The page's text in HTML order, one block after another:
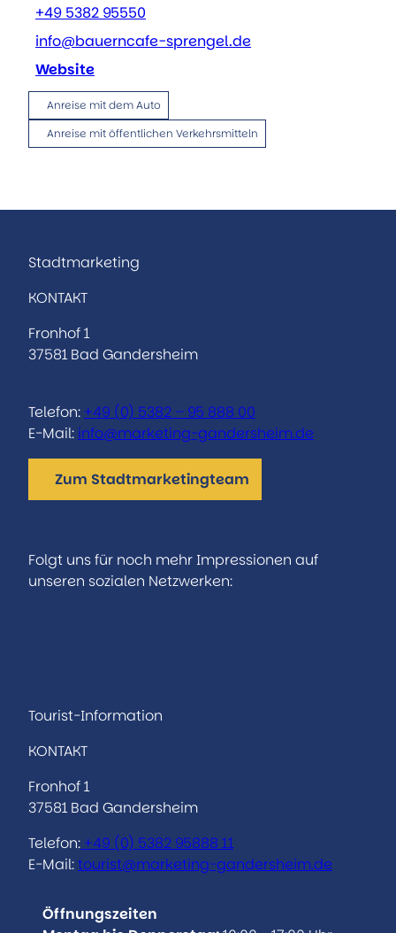
+49 5382 95550
info@bauerncafe-sprengel.de
Website
Anreise mit dem Auto
Anreise mit öffentlichen Verkehrsmitteln
Stadtmarketing
KONTAKT
Fronhof 1
37581 Bad Gandersheim
Telefon: +49 (0) 5382 – 95 888 00
E-Mail: info@marketing-gandersheim.de
Zum Stadtmarketingteam
Folgt uns für noch mehr Impressionen auf
unseren sozialen Netzwerken:
a
r
a
m
b
o
k
Tourist-Information
KONTAKT
Fronhof 1
37581 Bad Gandersheim
Telefon: +49 (0) 5382 95888 11
E-Mail:tourist@marketing-gandersheim.de
Öffnungszeiten